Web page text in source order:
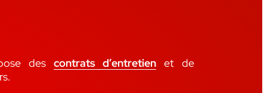
des contrats d’entretien et de